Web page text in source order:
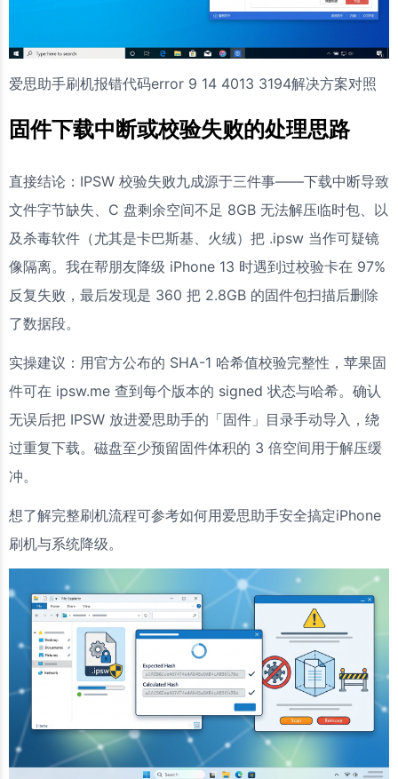
爱思助手刷机报错代码error 9 14 4013 3194解决方案对照
固件下载中断或校验失败的处理思路
直接结论：IPSW 校验失败九成源于三件事——下载中断导致
文件字节缺失、C 盘剩余空间不足 8GB 无法解压临时包、以
及杀毒软件（尤其是卡巴斯基、火绒）把 .ipsw 当作可疑镜
像隔离。我在帮朋友降级 iPhone 13 时遇到过校验卡在 97%
反复失败，最后发现是 360 把 2.8GB 的固件包扫描后删除
了数据段。
实操建议：用官方公布的 SHA-1 哈希值校验完整性，苹果固
件可在 ipsw.me 查到每个版本的 signed 状态与哈希。确认
无误后把 IPSW 放进爱思助手的「固件」目录手动导入，绕
过重复下载。磁盘至少预留固件体积的 3 倍空间用于解压缓
冲。
想了解完整刷机流程可参考如何用爱思助手安全搞定iPhone
刷机与系统降级。